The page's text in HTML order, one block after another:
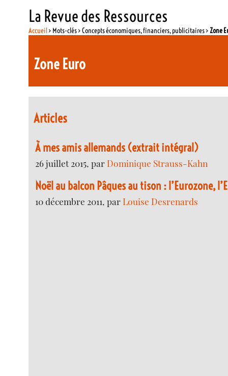
La Revue des Ressources
Accueil> Mots-clés > Concepts économiques, financiers, publicitaires > Zone
Zone Euro
Articles
À mes amis allemands (extrait intégral)
26 juillet 2015, parDominique Strauss-Kahn
Noël au balcon Pâques au tison : l’Eurozone,
10 décembre 2011, parLouise Desrenards